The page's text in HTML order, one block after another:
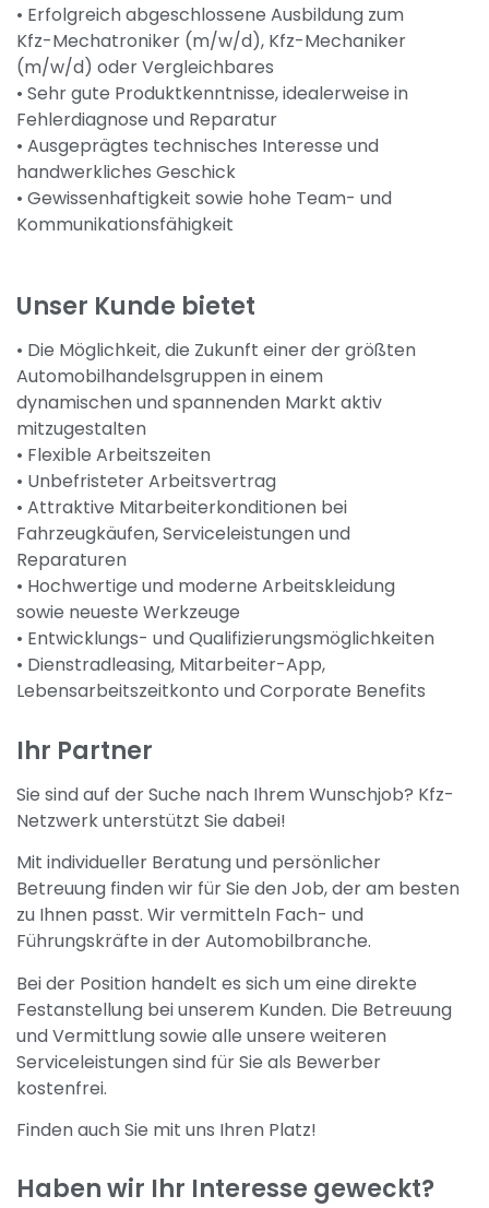
• Erfolgreich abgeschlossene Ausbildung zum
Kfz-Mechatroniker (m/w/d), Kfz-Mechaniker
(m/w/d) oder Vergleichbares
• Sehr gute Produktkenntnisse, idealerweise in
Fehlerdiagnose und Reparatur
• Ausgeprägtes technisches Interesse und
handwerkliches Geschick
• Gewissenhaftigkeit sowie hohe Team- und
Kommunikationsfähigkeit
Unser Kunde bietet
• Die Möglichkeit, die Zukunft einer der größten
Automobilhandelsgruppen in einem
dynamischen und spannenden Markt aktiv
mitzugestalten
• Flexible Arbeitszeiten
• Unbefristeter Arbeitsvertrag
• Attraktive Mitarbeiterkonditionen bei
Fahrzeugkäufen, Serviceleistungen und
Reparaturen
• Hochwertige und moderne Arbeitskleidung
sowie neueste Werkzeuge
• Entwicklungs- und Qualifizierungsmöglichkeiten
• Dienstradleasing, Mitarbeiter-App,
Lebensarbeitszeitkonto und Corporate Benefits
Ihr Partner
Sie sind auf der Suche nach Ihrem Wunschjob? Kfz-
Netzwerk unterstützt Sie dabei!
Mit individueller Beratung und persönlicher
Betreuung finden wir für Sie den Job, der am besten
zu Ihnen passt. Wir vermitteln Fach- und
Führungskräfte in der Automobilbranche.
Bei der Position handelt es sich um eine direkte
Festanstellung bei unserem Kunden. Die Betreuung
und Vermittlung sowie alle unsere weiteren
Serviceleistungen sind für Sie als Bewerber
kostenfrei.
Finden auch Sie mit uns Ihren Platz!
Haben wir Ihr Interesse geweckt?